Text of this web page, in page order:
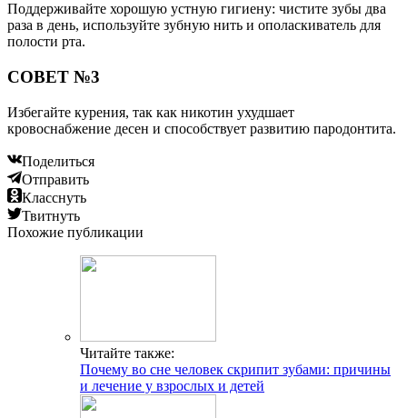
Поддерживайте хорошую устную гигиену: чистите зубы два
раза в день, используйте зубную нить и ополаскиватель для
полости рта.
СОВЕТ №3
Избегайте курения, так как никотин ухудшает
кровоснабжение десен и способствует развитию пародонтита.
Поделиться
Отправить
Класснуть
Твитнуть
Похожие публикации
Читайте также:
Почему во сне человек скрипит зубами: причины
и лечение у взрослых и детей